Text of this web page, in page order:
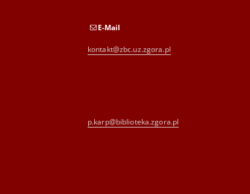
E-Mail
kontakt@zbc.uz.zgora.pl
p.karp@biblioteka.zgora.pl